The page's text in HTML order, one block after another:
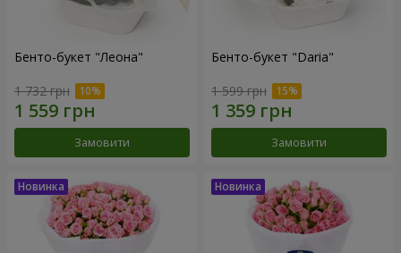
Бенто-букет "Леона"
1 732 грн
Замовити
Бенто-букет "Daria"
1 599 грн
Замовити